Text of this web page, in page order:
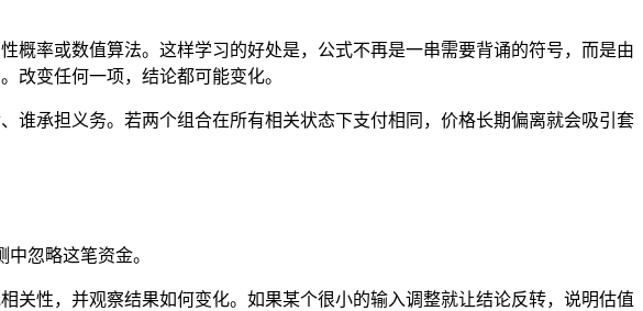
概率或数值算法。这样学习的好处是，公式不再是一串需要背诵的符号，而是由
改变任何一项，结论都可能变化。
谁承担义务。若两个组合在所有相关状态下支付相同，价格长期偏离就会吸引套
忽略这笔资金。
关性，并观察结果如何变化。如果某个很小的输入调整就让结论反转，说明估值